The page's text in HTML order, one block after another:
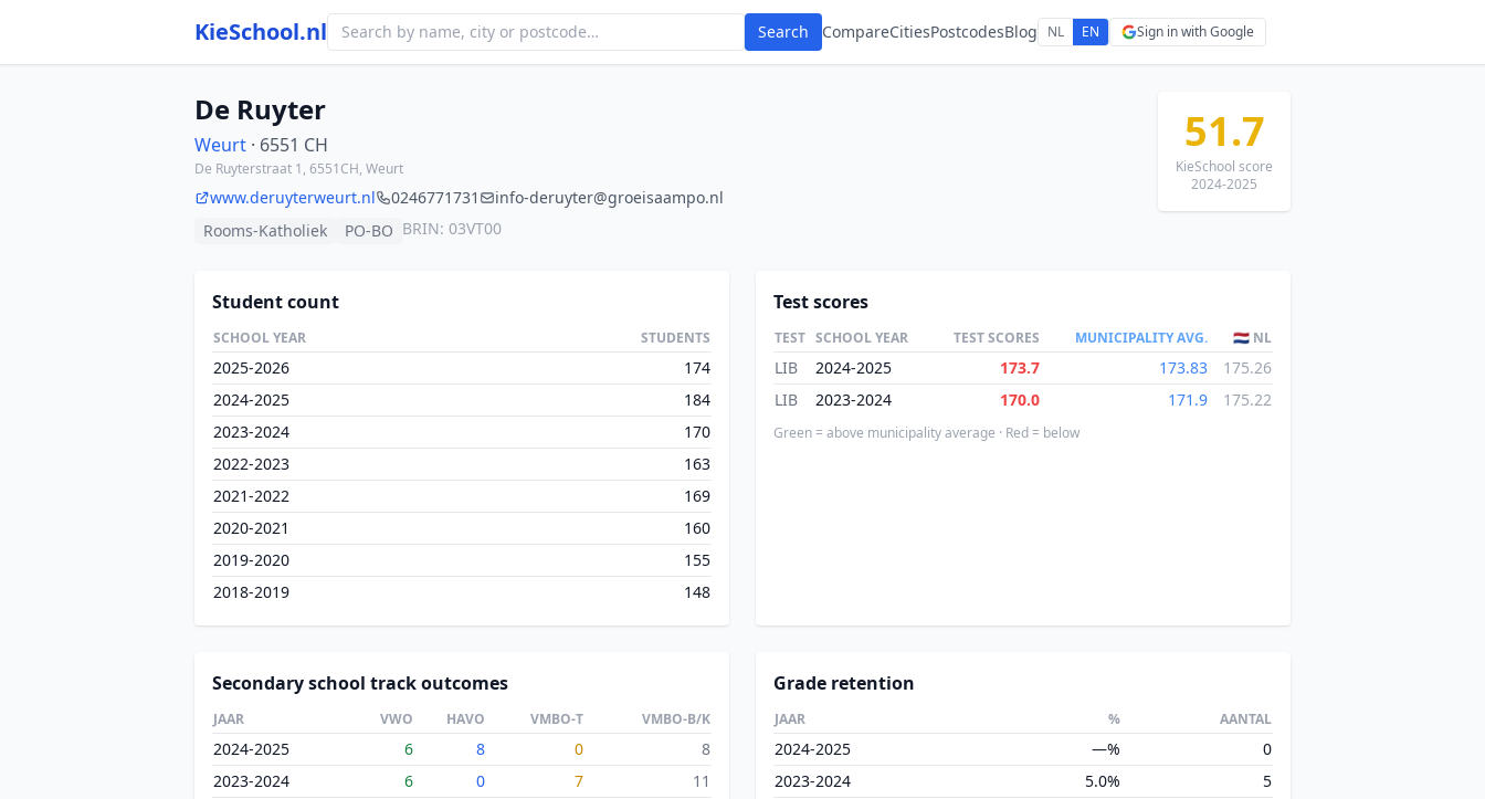
KieSchool.nl Search CompareCitiesPostcodesBlog NL EN Sign in with Google
De Ruyter
Weurt · 6551 CH
De Ruyterstraat 1, 6551CH, Weurt
www.deruyterweurt.nl 0246771731
info-deruyter@groeisaampo.nl
Rooms-Katholiek
PO-BO BRIN: 03VT00
51.7
KieSchool score
2024-2025
Student count
SCHOOL YEAR STUDENTS
2025-2026
174
2024-2025
184
2023-2024
170
2022-2023
163
2021-2022
169
2020-2021
160
2019-2020
155
2018-2019
148
Test scores
TEST SCHOOL YEAR TEST SCORES MUNICIPALITY AVG. 🇳🇱 NL
LIB 2024-2025 173.7 173.83
175.26
LIB
2023-2024 170.0 171.9 175.22
Green = above municipality average · Red = below
Secondary school track outcomes
JAAR VWO HAVO VMBO-T VMBO-B/K
2024-2025 6 8 0
8
2023-2024
6 0 7
11
Grade retention
JAAR % AANTAL
2024-2025 —%
0
2023-2024
5.0%
5